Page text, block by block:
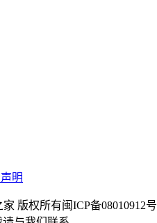
明
版权所有闽ICP备08010912号